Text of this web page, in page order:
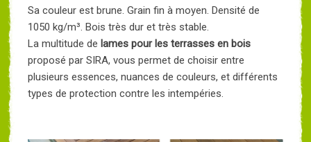
Sa couleur est brune. Grain fin à moyen. Densité de
1050 kg/m³. Bois très dur et très stable.
La multitude de lames pour les terrasses en bois
proposé par SIRA, vous permet de choisir entre
plusieurs essences, nuances de couleurs, et différents
types de protection contre les intempéries.